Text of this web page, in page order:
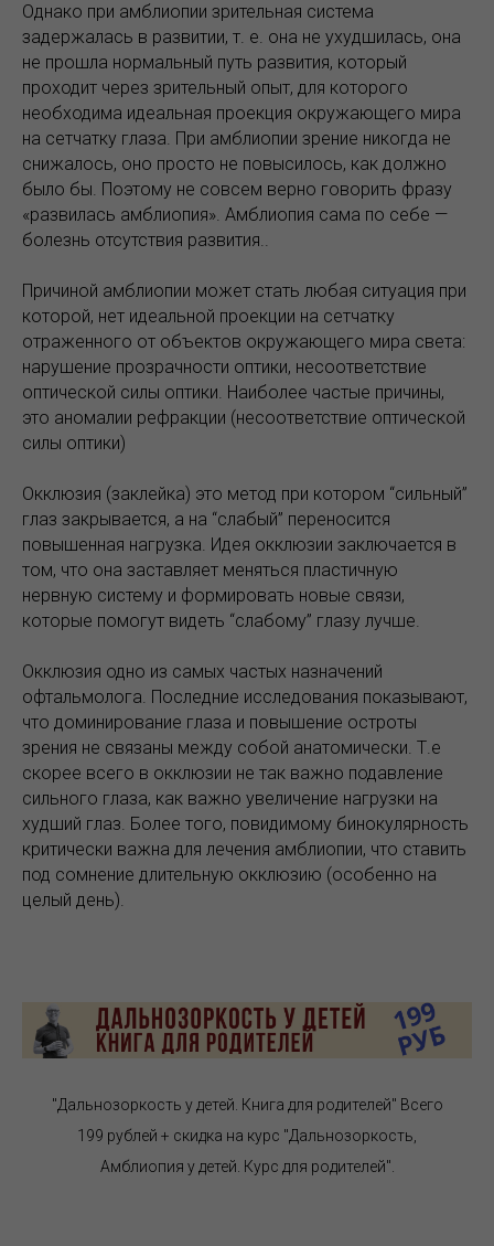
Однако при амблиопии зрительная система
задержалась в развитии, т. е. она не ухудшилась, она
не прошла нормальный путь развития, который
проходит через зрительный опыт, для которого
необходима идеальная проекция окружающего мира
на сетчатку глаза. При амблиопии зрение никогда не
снижалось, оно просто не повысилось, как должно
было бы. Поэтому не совсем верно говорить фразу
«развилась амблиопия». Амблиопия сама по себе —
болезнь отсутствия развития..
Причиной амблиопии может стать любая ситуация при
которой, нет идеальной проекции на сетчатку
отраженного от объектов окружающего мира света:
нарушение прозрачности оптики, несоответствие
оптической силы оптики. Наиболее частые причины,
это аномалии рефракции (несоответствие оптической
силы оптики)
Окклюзия (заклейка) это метод при котором “сильный”
глаз закрывается, а на “слабый” переносится
повышенная нагрузка. Идея окклюзии заключается в
том, что она заставляет меняться пластичную
нервную систему и формировать новые связи,
которые помогут видеть “слабому” глазу лучше.
Окклюзия одно из самых частых назначений
офтальмолога. Последние исследования показывают,
что доминирование глаза и повышение остроты
зрения не связаны между собой анатомически. Т.е
скорее всего в окклюзии не так важно подавление
сильного глаза, как важно увеличение нагрузки на
худший глаз. Более того, повидимому бинокулярность
критически важна для лечения амблиопии, что ставить
под сомнение длительную окклюзию (особенно на
целый день).
"Дальнозоркость у детей. Книга для родителей" Всего
199 рублей + скидка на курс "Дальнозоркость,
Амблиопия у детей. Курс для родителей".